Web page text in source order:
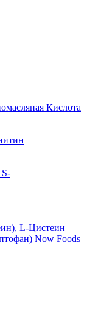
Кислота
L-Цистеин
Now Foods